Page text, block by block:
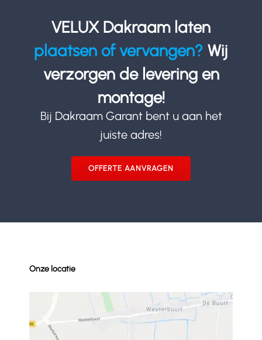
VELUX Dakraam laten
plaatsen of vervangen? Wij
verzorgen de levering en
montage!
Bij Dakraam Garant bent u aan het
juiste adres!
OFFERTE AANVRAGEN
Onze locatie